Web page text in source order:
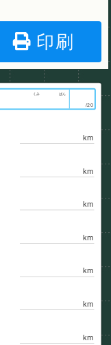
印刷
くみ ばん
/20
km
km
km
km
km
km
km